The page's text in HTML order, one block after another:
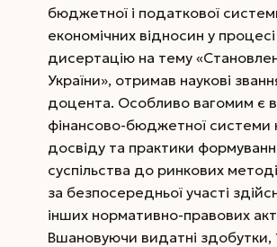
бюджетної і податкової
економічних відносин у
дисертацію на тему
України», отримав наукові
доцента. Особливо вагомим є
фінансово-бюджетної системи
досвіду та практики
суспільства до ринкових
за безпосередньої участі
інших нормативно-правових
Вшановуючи видатні